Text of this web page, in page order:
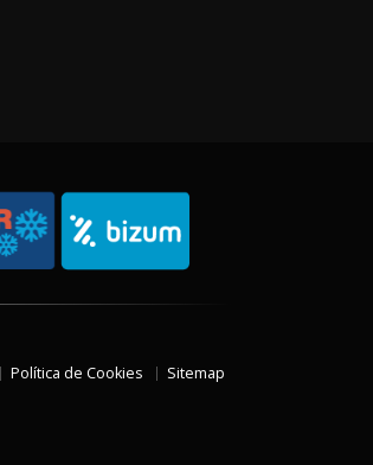
Política de Cookies Sitemap